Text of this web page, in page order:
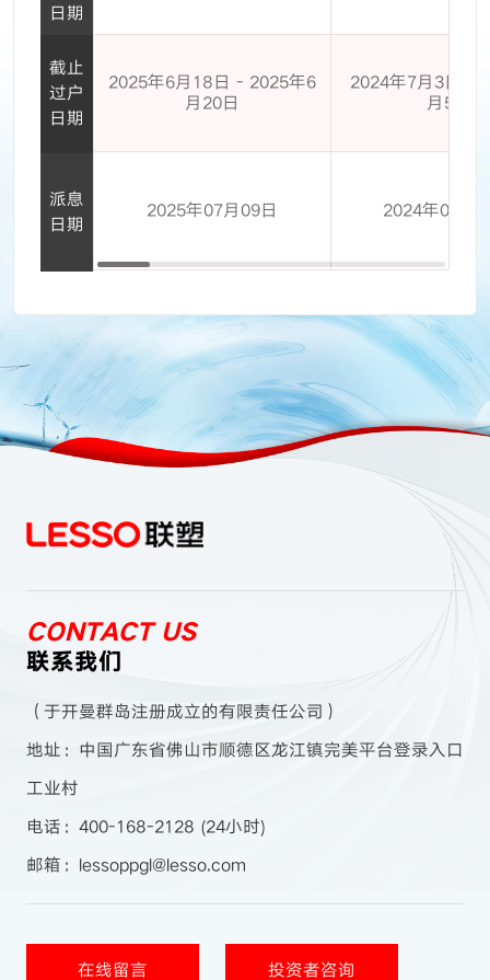
日期
截止
过户
日期
派息
日期
2025年6月18日 - 2025年6
月20日
2025年07月09日
2024年7月3日 -
月5日
2024年07月
CONTACT US
联系我们
（于开曼群岛注册成立的有限责任公司）
地址：中国广东省佛山市顺德区龙江镇完美平台登录入口
工业村
电话：400-168-2128 (24小时)
邮箱：lessoppgl@lesso.com
在线留言 投资者咨询